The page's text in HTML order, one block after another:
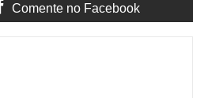
Comente no Facebook